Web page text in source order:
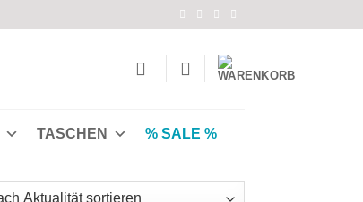
TASCHEN % SALE %